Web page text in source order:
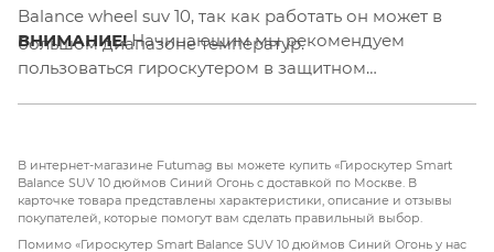
Balance wheel suv 10, так как работать он может в
большом диапазоне температур.
ВНИМАНИЕ!Начинающим мы рекомендуем
пользоваться гироскутером в защитном
В интернет-магазине Futumag вы можете купить «Гироскутер Smart
Balance SUV 10 дюймов Синий Огонь с доставкой по Москве. В
карточке товара представлены характеристики, описание и отзывы
покупателей, которые помогут вам сделать правильный выбор.
Помимо «Гироскутер Smart Balance SUV 10 дюймов Синий Огонь у нас